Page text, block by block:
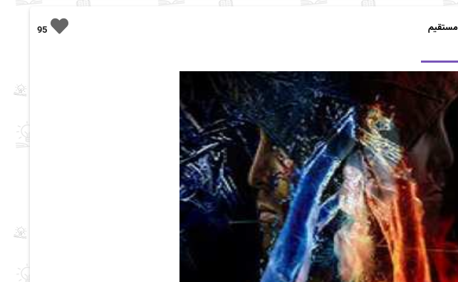
95